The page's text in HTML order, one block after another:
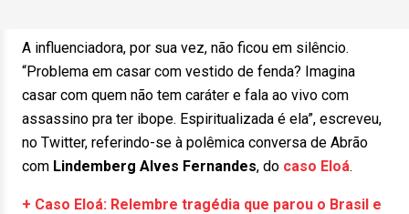
A influenciadora, por sua vez, não ficou em silêncio.
“Problema em casar com vestido de fenda? Imagina
casar com quem não tem caráter e fala ao vivo com
assassino pra ter ibope. Espiritualizada é ela”, escreveu,
no Twitter, referindo-se à polêmica conversa de Abrão
com Lindemberg Alves Fernandes, do caso Eloá.
+ Caso Eloá: Relembre tragédia que parou o Brasil e